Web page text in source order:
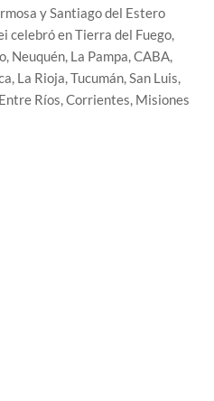
y Santiago del Estero
celebró en Tierra del Fuego,
Neuquén, La Pampa, CABA,
La Rioja, Tucumán, San Luis,
Ríos, Corrientes, Misiones